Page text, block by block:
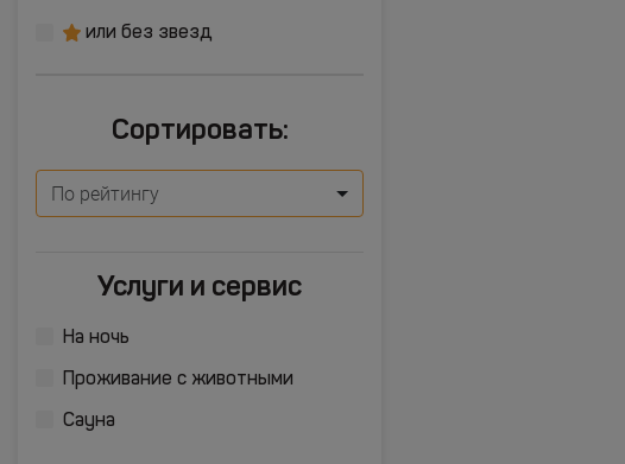
или без звезд
Сортировать:
По рейтингу
Услуги и сервис
На ночь
Проживание с животными
Сауна